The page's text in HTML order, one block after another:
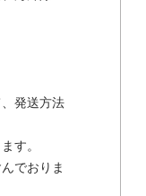
発送方法
す。
でおりま